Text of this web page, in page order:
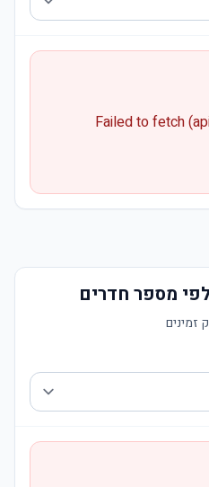
Failed to fetch
מספר חדרים
זמינים